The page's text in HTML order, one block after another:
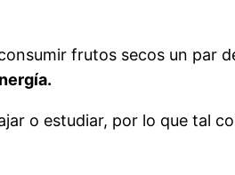
frutos secos un par
o estudiar, por lo que tal